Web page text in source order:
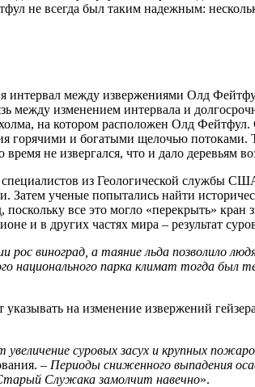
не всегда был таким надежным:
интервал между извержениями Олд
между изменением интервала и
на котором расположен Олд
горячими и богатыми щелочью
не извергался, что и дало деревьям
из Геологической службы
Затем ученые попытались найти
все это могло «перекрыть»
и в других частях мира – результат
рос виноград, а таяние льда позволило
национального парка климат тогда был
указывать на изменение извержений
увеличение суровых засух и крупных
– Периоды сниженного выпадения
Служака замолчит навечно».